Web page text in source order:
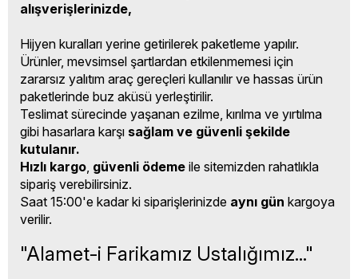
alışverişlerinizde,
Hijyen kuralları yerine getirilerek paketleme yapılır.
Ürünler, mevsimsel şartlardan etkilenmemesi için
zararsız yalıtım araç gereçleri kullanılır ve hassas ürün
paketlerinde buz aküsü yerleştirilir.
Teslimat sürecinde yaşanan ezilme, kırılma ve yırtılma
gibi hasarlara karşı sağlam ve güvenli şekilde
kutulanır.
Hızlı kargo, güvenli ödeme ile sitemizden rahatlıkla
sipariş verebilirsiniz.
Saat 15:00'e kadar ki siparişlerinizde aynı gün kargoya
verilir.
"Alamet-i Farikamız Ustalığımız..."